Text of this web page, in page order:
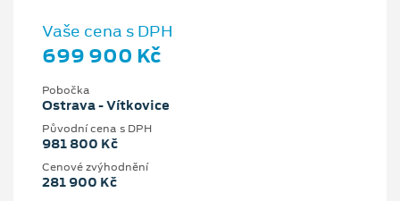
Vaše cena s DPH
699 900 Kč
Pobočka
Ostrava - Vítkovice
Původní cena s DPH
981 800 Kč
Cenové zvýhodnění
281 900 Kč